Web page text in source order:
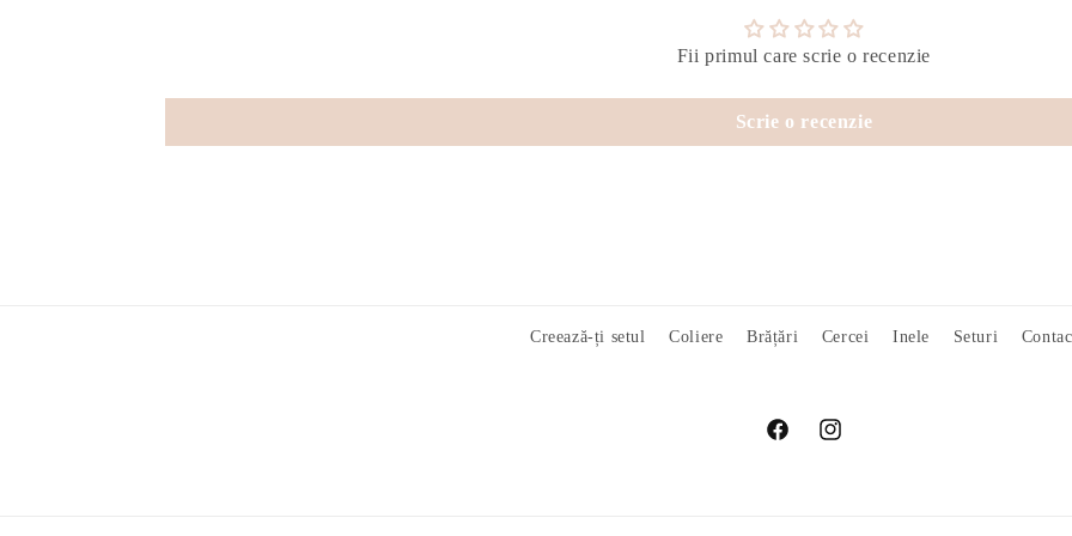
Fii primul care scrie o recenzie
Scrie o recenzie
Creează-ți setul Coliere Brățări Cercei Inele Seturi
FacebookInstagram